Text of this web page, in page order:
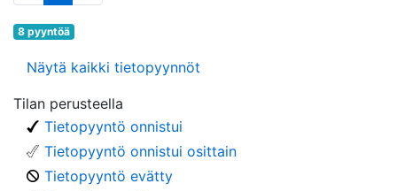
8 pyyntöä
Näytä kaikki tietopyynnöt
Tilan perusteella
Tietopyyntö onnistui
Tietopyyntö onnistui osittain
Tietopyyntö evätty